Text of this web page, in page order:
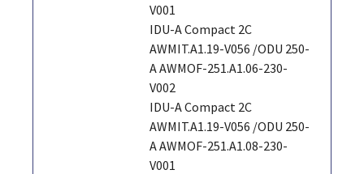
V001
IDU-A Compact 2C
AWMIT.A1.19-V056 /ODU 250-
A AWMOF-251.A1.06-230-
V002
IDU-A Compact 2C
AWMIT.A1.19-V056 /ODU 250-
A AWMOF-251.A1.08-230-
V001